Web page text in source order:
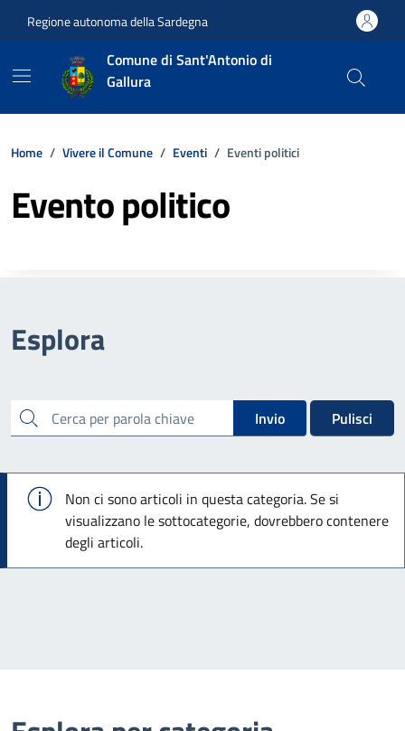
Regione autonoma della Sardegna
Comune di Sant'Antonio di
Gallura
Home Vivere il Comune Eventi Eventi politici
Evento politico
Esplora
cerca Invio Pulisci
Info
Non ci sono articoli in questa categoria. Se si
visualizzano le sottocategorie, dovrebbero contenere
degli articoli.